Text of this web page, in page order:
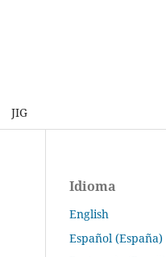
JIG
Idioma
English
Español (España)